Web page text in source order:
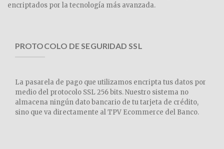
encriptados por la tecnología más avanzada.
PROTOCOLO DE SEGURIDAD SSL
La pasarela de pago que utilizamos encripta tus datos por
medio del protocolo SSL 256 bits. Nuestro sistema no
almacena ningún dato bancario de tu tarjeta de crédito,
sino que va directamente al TPV Ecommerce del Banco.